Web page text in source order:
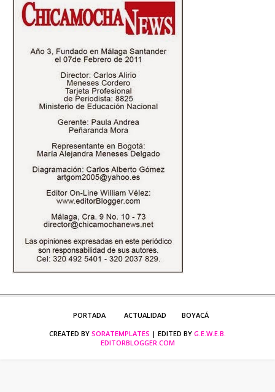
PORTADA ACTUALIDAD
BOYACÁ
CREATED BY SORATEMPLATES | EDITED BY G.E.W.E.B.
EDITORBLOGGER.COM